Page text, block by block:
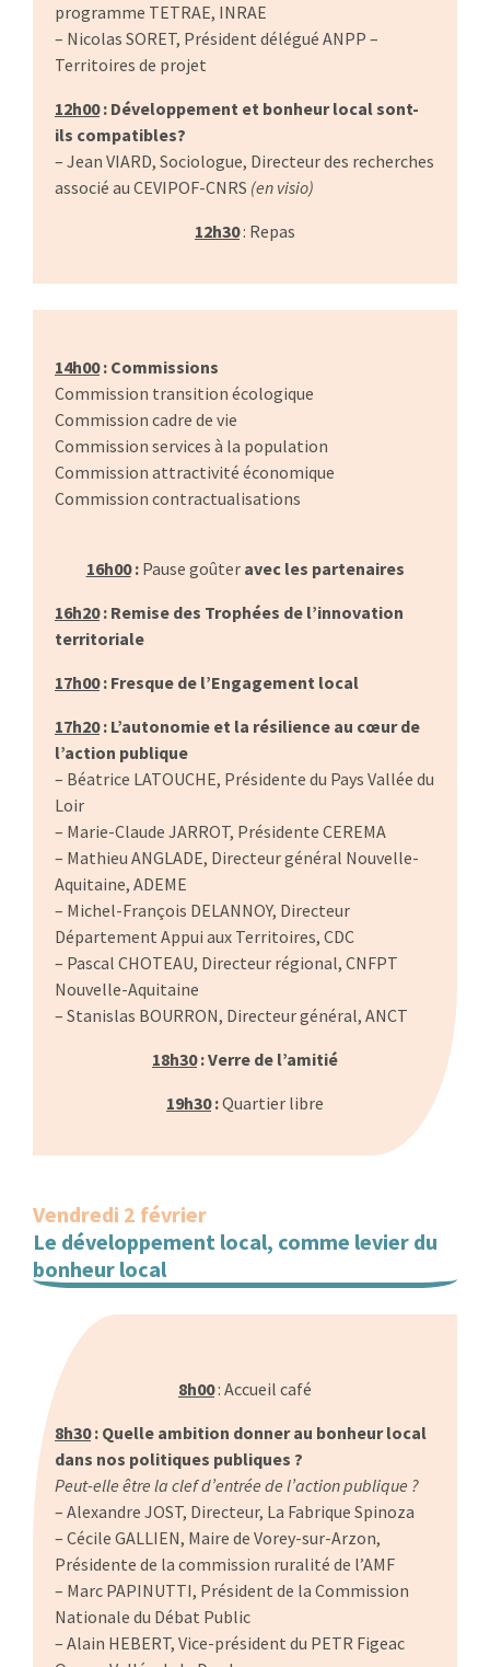
programme TETRAE, INRAE
– Nicolas SORET, Président délégué ANPP –
Territoires de projet
12h00: Développement et bonheur local sont-
ils compatibles?
– Jean VIARD, Sociologue, Directeur des recherches
associé au CEVIPOF-CNRS (en visio)
12h30: Repas
14h00: Commissions
Commission transition écologique
Commission cadre de vie
Commission services à la population
Commission attractivité économique
Commission contractualisations
16h00: Pause goûter avec les partenaires
16h20: Remise des Trophées de l’innovation
territoriale
17h00: Fresque de l’Engagement local
17h20: L’autonomie et la résilience au cœur de
l’action publique
– Béatrice LATOUCHE, Présidente du Pays Vallée du
Loir
– Marie-Claude JARROT, Présidente CEREMA
– Mathieu ANGLADE, Directeur général Nouvelle-
Aquitaine, ADEME
– Michel-François DELANNOY, Directeur
Département Appui aux Territoires, CDC
– Pascal CHOTEAU, Directeur régional, CNFPT
Nouvelle-Aquitaine
– Stanislas BOURRON, Directeur général, ANCT
18h30: Verre de l’amitié
19h30:Quartier libre
Vendredi 2 février
Le développement local, comme levier du
bonheur local
8h00: Accueil café
8h30: Quelle ambition donner au bonheur local
dans nos politiques publiques ?
Peut-elle être la clef d’entrée de l’action publique ?
– Alexandre JOST, Directeur, La Fabrique Spinoza
– Cécile GALLIEN, Maire de Vorey-sur-Arzon,
Présidente de la commission ruralité de l’AMF
– Marc PAPINUTTI, Président de la Commission
Nationale du Débat Public
– Alain HEBERT, Vice-président du PETR Figeac